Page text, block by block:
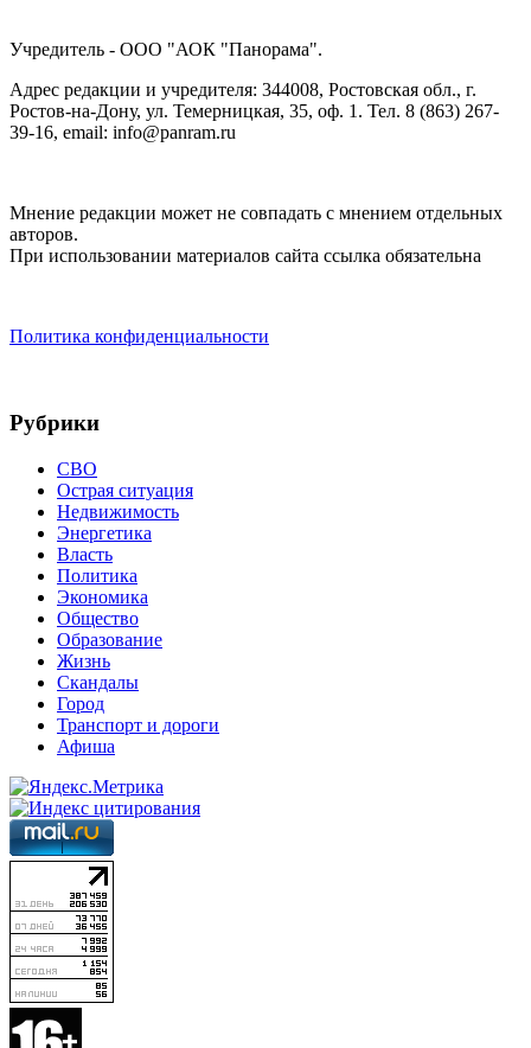
Учредитель - ООО "АОК "Панорама".
Адрес редакции и учредителя: 344008, Ростовская обл., г.
Ростов-на-Дону, ул. Темерницкая, 35, оф. 1. Тел. 8 (863) 267-
39-16, email: info@panram.ru
Мнение редакции может не совпадать с мнением отдельных
авторов.
При использовании материалов сайта ссылка обязательна
Политика конфиденциальности
Рубрики
СВО
Острая ситуация
Недвижимость
Энергетика
Власть
Политика
Экономика
Общество
Образование
Жизнь
Скандалы
Город
Транспорт и дороги
Афиша